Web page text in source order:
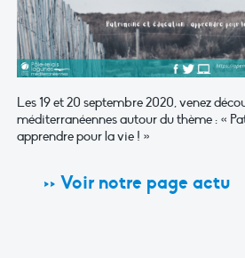
Les 19 et 20 septembre 2020, venez
méditerranéennes autour du thème : «
apprendre pour la vie ! »
>> Voir notre page actu